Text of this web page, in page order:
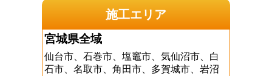
施工エリア
宮城県全域
仙台市、石巻市、塩竈市、気仙沼市、白
石市、名取市、角田市、多賀城市、岩沼